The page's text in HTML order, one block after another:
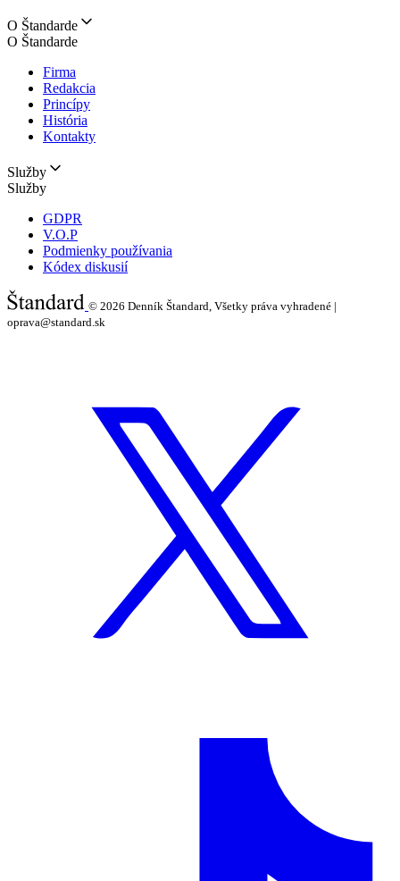
O Štandarde
O Štandarde
Firma
Redakcia
Princípy
História
Kontakty
Služby
Služby
GDPR
V.O.P
Podmienky používania
Kódex diskusií
© 2026 Denník Štandard, Všetky práva vyhradené |
oprava@standard.sk